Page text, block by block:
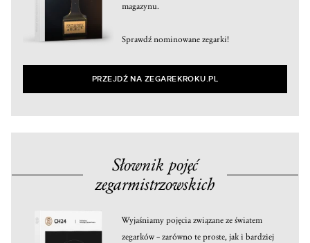
magazynu.
Sprawdź nominowane zegarki!
PRZEJDŹ NA ZEGAREKROKU.PL
Słownik pojęć
zegarmistrzowskich
Wyjaśniamy pojęcia związane ze światem
zegarków – zarówno te proste, jak i bardziej